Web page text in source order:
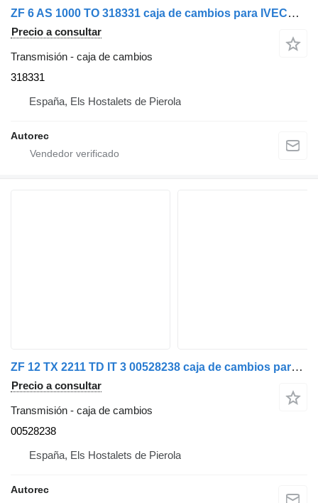
ZF 6 AS 1000 TO 318331 caja de cambios para IVECO camión
Precio a consultar
Transmisión - caja de cambios
318331
España, Els Hostalets de Pierola
Autorec
ZF 12 TX 2211 TD IT 3 00528238 caja de cambios para IVECO 440S48 camión
Precio a consultar
Transmisión - caja de cambios
00528238
España, Els Hostalets de Pierola
Autorec